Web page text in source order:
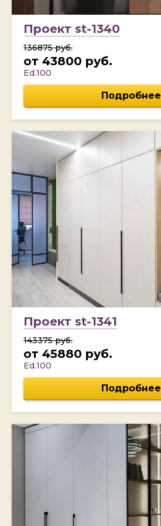
Проект st-1340
136875 руб.
от 43800 руб.
Ed.100
Подробнее
Проект st-1341
143375 руб.
от 45880 руб.
Ed.100
Подробнее